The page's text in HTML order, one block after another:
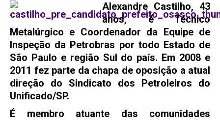
Alexandre Castilho, 43
anos, é Técnico
Metalúrgico e Coordenador da Equipe de
Inspeção da Petrobras por todo Estado de
São Paulo e região Sul do país. Em 2008 e
2011 fez parte da chapa de oposição a atual
direção do Sindicato dos Petroleiros do
Unificado/SP.
É membro atuante das comunidades